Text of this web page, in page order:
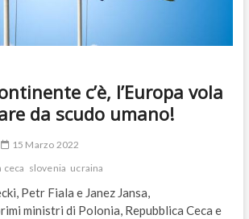
c’è, l’Europa vola
da scudo umano!
15 Marzo 2022
ceca slovenia ucraina
Petr Fiala e Janez Jansa,
ministri di Polonia, Repubblica Ceca e